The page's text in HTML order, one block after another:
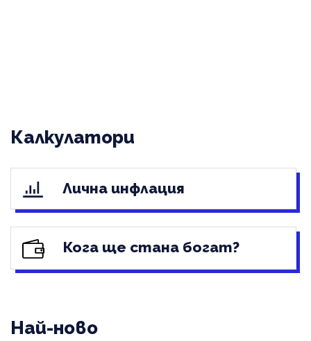
Калкулатори
Лична инфлация
Кога ще стана богат?
Най-ново